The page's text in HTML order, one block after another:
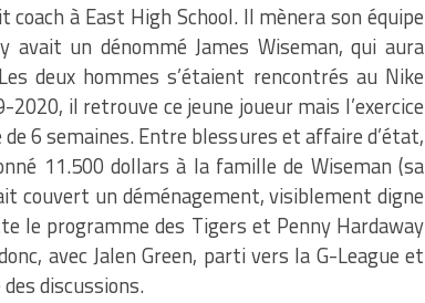
à East High School. Il mènera son équipe
un dénommé James Wiseman, qui aura
deux hommes s’étaient rencontrés au Nike
il retrouve ce jeune joueur mais l’exercice
6 semaines. Entre blessures et affaire d’état,
11.500 dollars à la famille de Wiseman (sa
couvert un déménagement, visiblement digne
le programme des Tigers et Penny Hardaway
avec Jalen Green, parti vers la G-League et
discussions.